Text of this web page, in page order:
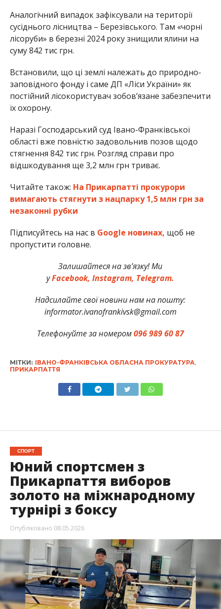
Аналогічний випадок зафіксували на території
сусіднього лісництва – Березівського. Там «чорні
лісоруби» в березні 2024 року знищили ялини на
суму 842 тис грн.
Встановили, що ці землі належать до природно-
заповідного фонду і саме ДП «Ліси України» як
постійний лісокористувач зобов’язане забезпечити
їх охорону.
Наразі Господарський суд Івано-Франківської
області вже повністю задовольнив позов щодо
стягнення 842 тис грн. Розгляд справи про
відшкодування ще 3,2 млн грн триває.
Читайте також: На Прикарпатті прокурори
вимагають стягнути з нацпарку 1,5 млн грн за
незаконні рубки
Підписуйтесь на нас в Google новинах, щоб не
пропустити головне.
Залишайтеся на зв’язку! Ми
уFacebook, Instagram, Telegram.
Надсилайте свої новини нам на пошту:
informator.ivanofrankivsk@gmail.com
Телефонуйте за номером096 989 60 87
МІТКИ: ІВАНО-ФРАНКІВСЬКА ОБЛАСНА ПРОКУРАТУРА
ПРИКАРПАТТЯ
СПОРТ
Юний спортсмен з
Прикарпаття виборов
золото на міжнародному
турнірі з боксу
Опубліковано 08.05.2026